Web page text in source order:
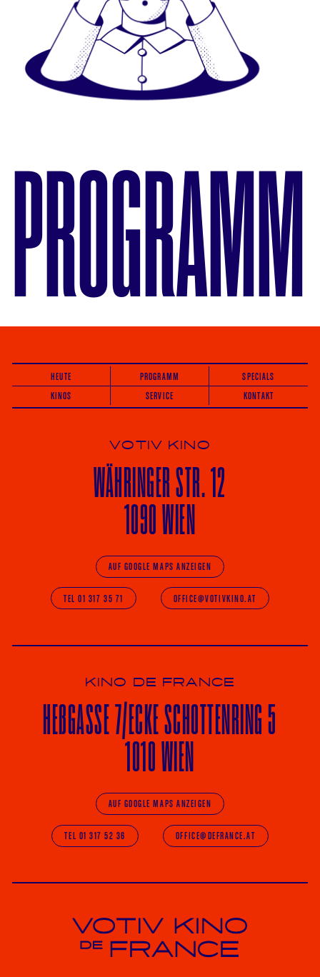
PROGRAMM
HEUTE PROGRAMM
SPECIALS
KINOS
SERVICE KONTAKT
VOTIV KINO
WÄHRINGERSTR. 12
1090 WIEN
AUF GOOGLE MAPS ANZEIGEN
TEL 01 317 35 71 OFFICE@VOTIVKINO.AT
KINO DE FRANCE
HEßGASSE 7/ECKESCHOTTENRING 5
1010 WIEN
AUF GOOGLE MAPS ANZEIGEN
TEL 01 317 52 36 OFFICE@DEFRANCE.AT
Votiv Kino und Kino De France in Wien